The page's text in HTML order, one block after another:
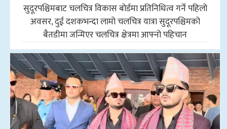
सुदूरपश्चिमबाट चलचित्र विकास बोर्डमा प्रतिनिधित्व गर्ने पहिलो
अवसर, दुई दशकभन्दा लामो चलचित्र यात्रा सुदूरपश्चिमको
बैतडीमा जन्मिएर चलचित्र क्षेत्रमा आफ्नो पहिचान